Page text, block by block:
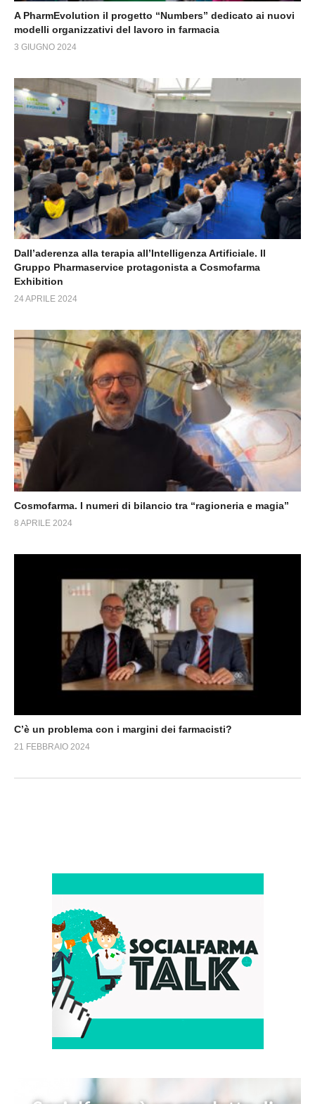
A PharmEvolution il progetto “Numbers” dedicato ai nuovi
modelli organizzativi del lavoro in farmacia
3 GIUGNO 2024
Dall’aderenza alla terapia all’Intelligenza Artificiale. Il
Gruppo Pharmaservice protagonista a Cosmofarma
Exhibition
24 APRILE 2024
Cosmofarma. I numeri di bilancio tra “ragioneria e magia”
8 APRILE 2024
C’è un problema con i margini dei farmacisti?
21 FEBBRAIO 2024